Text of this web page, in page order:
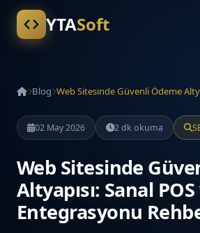
YTASoft
Blog Web Sitesinde Güvenli Ödeme
02 May 2026 2 dk okuma
Web Sitesinde
Altyapısı: Sanal
Entegrasyonu